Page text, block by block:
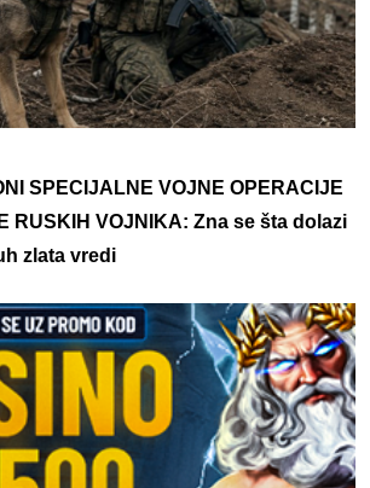
SPECIJALNE VOJNE OPERACIJE
RUSKIH VOJNIKA: Zna se šta dolazi
zlata vredi